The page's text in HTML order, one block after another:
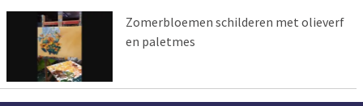
Zomerbloemen schilderen met olieverf
en paletmes